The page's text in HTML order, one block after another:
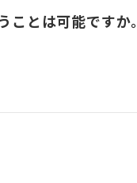
とは可能ですか。